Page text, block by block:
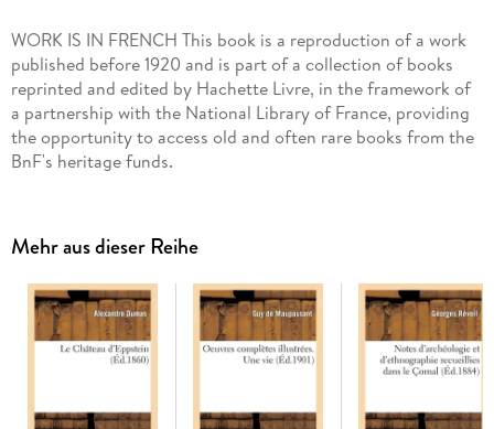
WORK IS IN FRENCH This book is a reproduction of a work
published before 1920 and is part of a collection of books
reprinted and edited by Hachette Livre, in the framework of
a partnership with the National Library of France, providing
the opportunity to access old and often rare books from the
BnF's heritage funds.
Mehr aus dieser Reihe